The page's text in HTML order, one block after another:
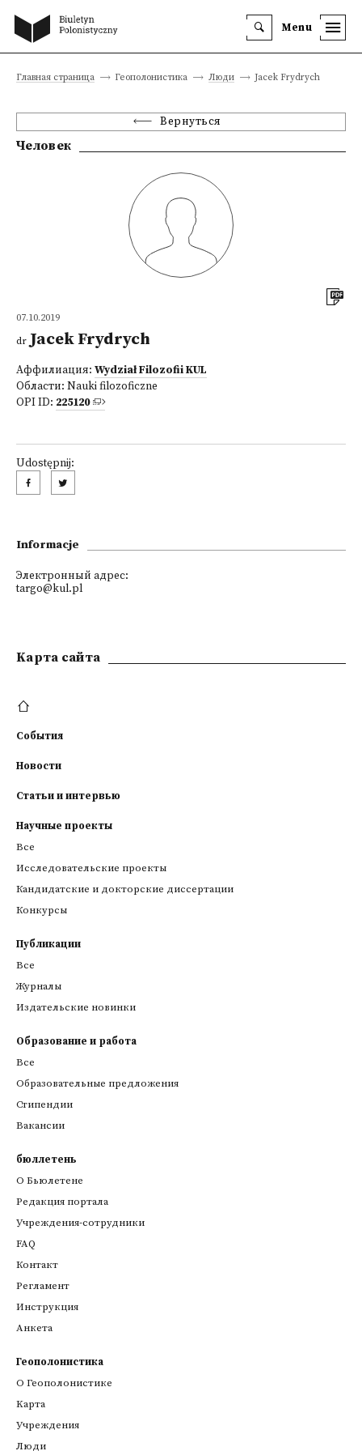
Menu
Главная страница Геополонистика Люди Jacek Frydrych
Вернуться
Человек
07.10.2019
dr Jacek Frydrych
Аффилиация: Wydział Filozofii KUL
Области: Nauki filozoficzne
OPI ID: 225120
Udostępnij:
Informacje
Электронный адрес:
targo@kul.pl
Kарта сайта
События
Новости
Статьи и интервью
Научные проекты
Все
Исследовательские проекты
Кандидатские и докторские диссертации
Конкурсы
Публикации
Все
Журналы
Издательские новинки
Образование и работа
Все
Образовательные предложения
Стипендии
Вакансии
бюллетень
О Бьюлетене
Редакция портала
Учреждения-сотрудники
FAQ
Контакт
Регламент
Инструкция
Анкета
Геополонистика
О Геополонистике
Kарта
Учреждения
Люди